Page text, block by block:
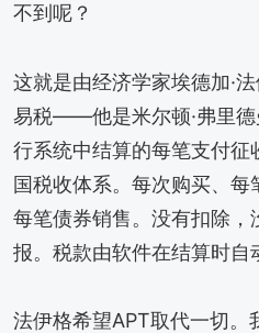
不到呢？
这就是由经济学家埃德加·
易税——他是米尔顿·弗里
行系统中结算的每笔支付征
国税收体系。每次购买、每
每笔债券销售。没有扣除，
报。税款由软件在结算时自
法伊格希望APT取代一切。